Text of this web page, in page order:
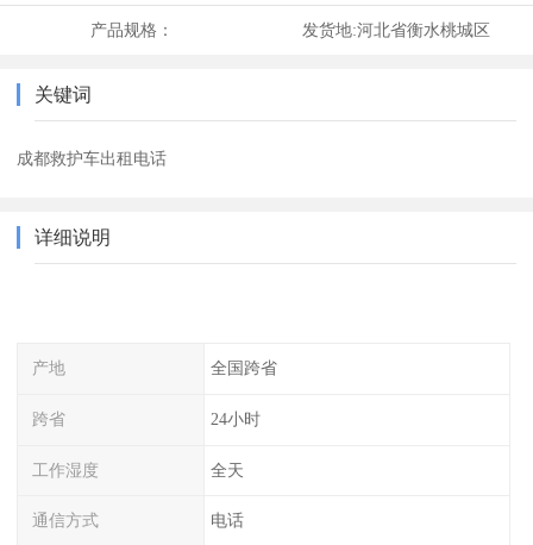
产品规格： 发货地:河北省衡水桃城区
关键词
成都救护车出租电话
详细说明
产地 全国跨省
跨省 24小时
工作湿度 全天
通信方式 电话